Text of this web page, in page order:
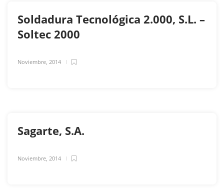
Soldadura Tecnológica 2.000, S.L. –
Soltec 2000
Noviembre, 2014
Sagarte, S.A.
Noviembre, 2014